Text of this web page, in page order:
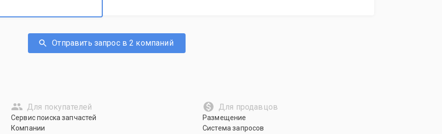
Отправить запрос в 2 компаний
Для покупателей
Сервис поиска запчастей
Компании
Для продавцов
Размещение
Система запросов